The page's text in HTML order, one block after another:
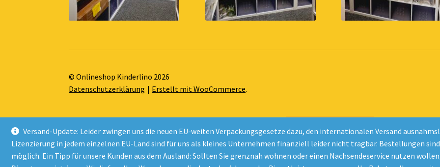
Versand-Update: Leider zwingen uns die neuen EU-weiten Verpackungsgesetze dazu, den internationalen Versand
Lizenzierung in jedem einzelnen EU-Land sind für uns als kleines Unternehmen finanziell leider nicht tragbar. Bestellungen
möglich. Ein Tipp für unsere Kunden aus dem Ausland: Sollten Sie grenznah wohnen oder einen Nachsendeservice nutzen
© Onlineshop Kinderlino 2026
Datenschutzerklärung
Erstellt mit WooCommerce.
Vertrag widerrufen
Alle Preise inkl. der gesetzlichen MwSt.